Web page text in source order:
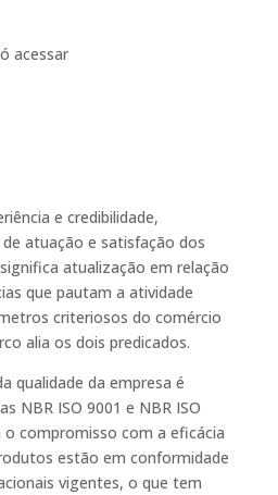
acessar
e credibilidade,
atuação e satisfação dos
atualização em relação
que pautam a atividade
criteriosos do comércio
alia os dois predicados.
qualidade da empresa é
NBR ISO 9001 e NBR ISO
compromisso com a eficácia
estão em conformidade
vigentes, o que tem